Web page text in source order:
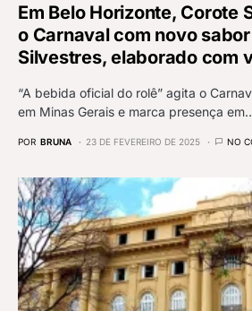
Em Belo Horizonte, Corote
o Carnaval com novo
Silvestres, elaborado com
“A bebida oficial do rolê” agita o
em Minas Gerais e marca presença
POR BRUNA 23 DE FEVEREIRO DE 2025 NO